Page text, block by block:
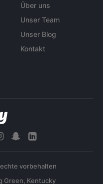
Über uns
Unser Team
Unser Blog
Kontakt
vorbehalten